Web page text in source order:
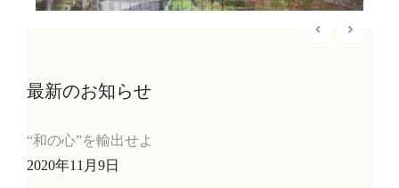
最新のお知らせ
“和の心”を輸出せよ
2020年11月9日